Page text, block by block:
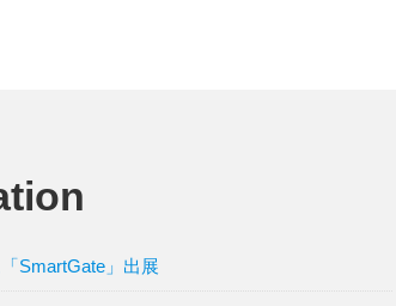
SmartGate」出展